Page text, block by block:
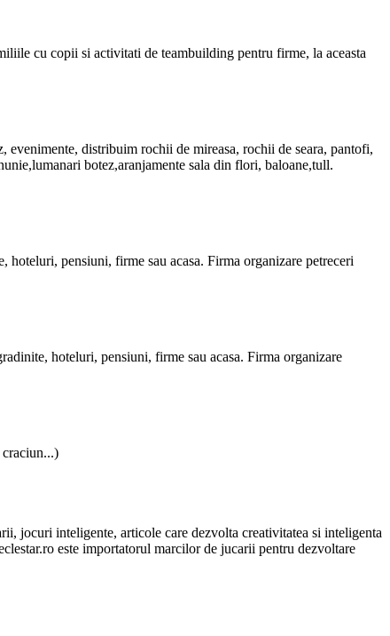
cu copii si activitati de teambuilding pentru firme, la aceasta
evenimente, distribuim rochii de mireasa, rochii de seara, pantofi,
botez,aranjamente sala din flori, baloane,tull.
hoteluri, pensiuni, firme sau acasa. Firma organizare petreceri
hoteluri, pensiuni, firme sau acasa. Firma organizare
craciun...)
jocuri inteligente, articole care dezvolta creativitatea si inteligenta
este importatorul marcilor de jucarii pentru dezvoltare